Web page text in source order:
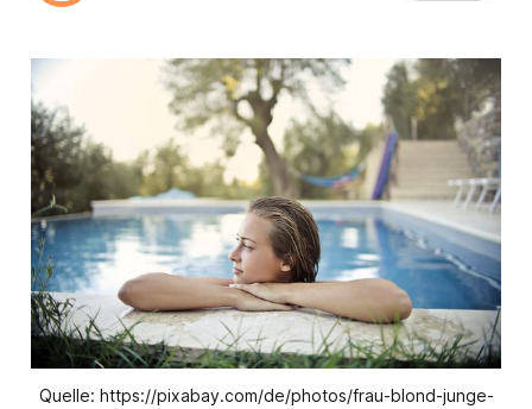
Quelle: https://pixabay.com/de/photos/frau-blond-junge-